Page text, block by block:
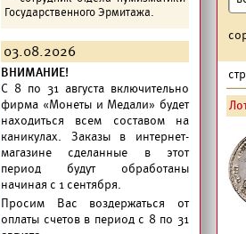
Государственного Эрмитажа.
03.08.2026
ВНИМАНИЕ!
C 8 по 31 августа включительно
фирма «Монеты и Медали» будет
находиться всем составом на
каникулах. Заказы в интернет-
магазине сделанные в этот
период будут обработаны
начиная с 1 сентября.
Просим Вас воздержаться от
оплаты счетов в период с 8 по 31